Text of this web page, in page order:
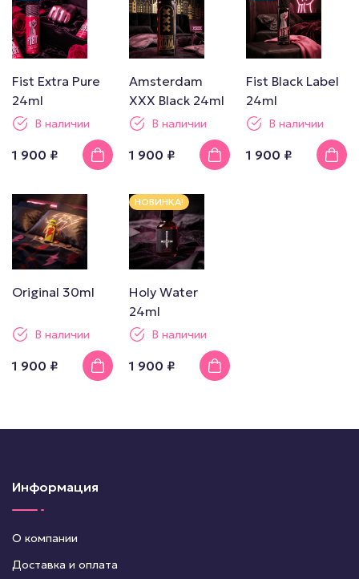
Fist Extra Pure
24ml
В наличии
1 900 ₽
Amsterdam
XXX Black 24ml
В наличии
1 900 ₽
Fist Black Label
24ml
В наличии
1 900 ₽
Original 30ml
В наличии
1 900 ₽
НОВИНКА!
Holy Water
24ml
В наличии
1 900 ₽
Информация
О компании
Доставка и оплата